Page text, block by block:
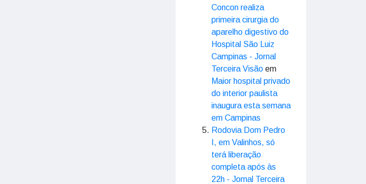
Concon realiza
primeira cirurgia do
aparelho digestivo do
Hospital São Luiz
Campinas - Jornal
Terceira Visão em
Maior hospital privado
do interior paulista
inaugura esta semana
em Campinas
Rodovia Dom Pedro
I, em Valinhos, só
terá liberação
completa após às
22h - Jornal Terceira